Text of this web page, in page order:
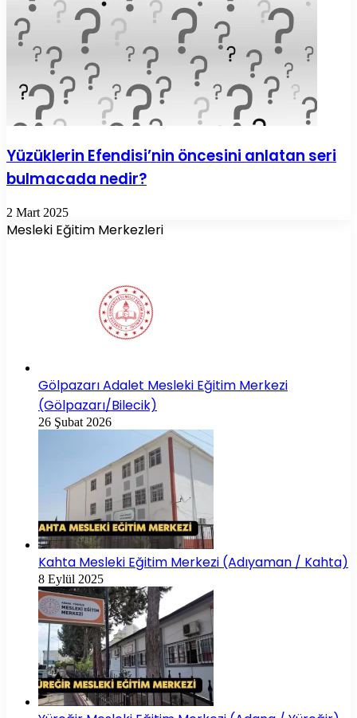
Yüzüklerin Efendisi’nin öncesini anlatan seri
bulmacada nedir?
2 Mart 2025
Mesleki Eğitim Merkezleri
Gölpazarı Adalet Mesleki Eğitim Merkezi
(Gölpazarı/Bilecik)
26 Şubat 2026
Kahta Mesleki Eğitim Merkezi (Adıyaman / Kahta)
8 Eylül 2025